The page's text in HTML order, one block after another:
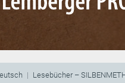
Lesebücher –